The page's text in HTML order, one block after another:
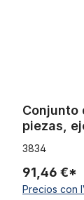
Conjunto
piezas,
3834
91,46 €*
Precios con